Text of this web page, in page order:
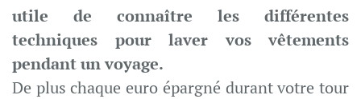
utile de connaître les différentes
techniques pour laver vos vêtements
pendant un voyage.
De plus chaque euro épargné durant votre tour